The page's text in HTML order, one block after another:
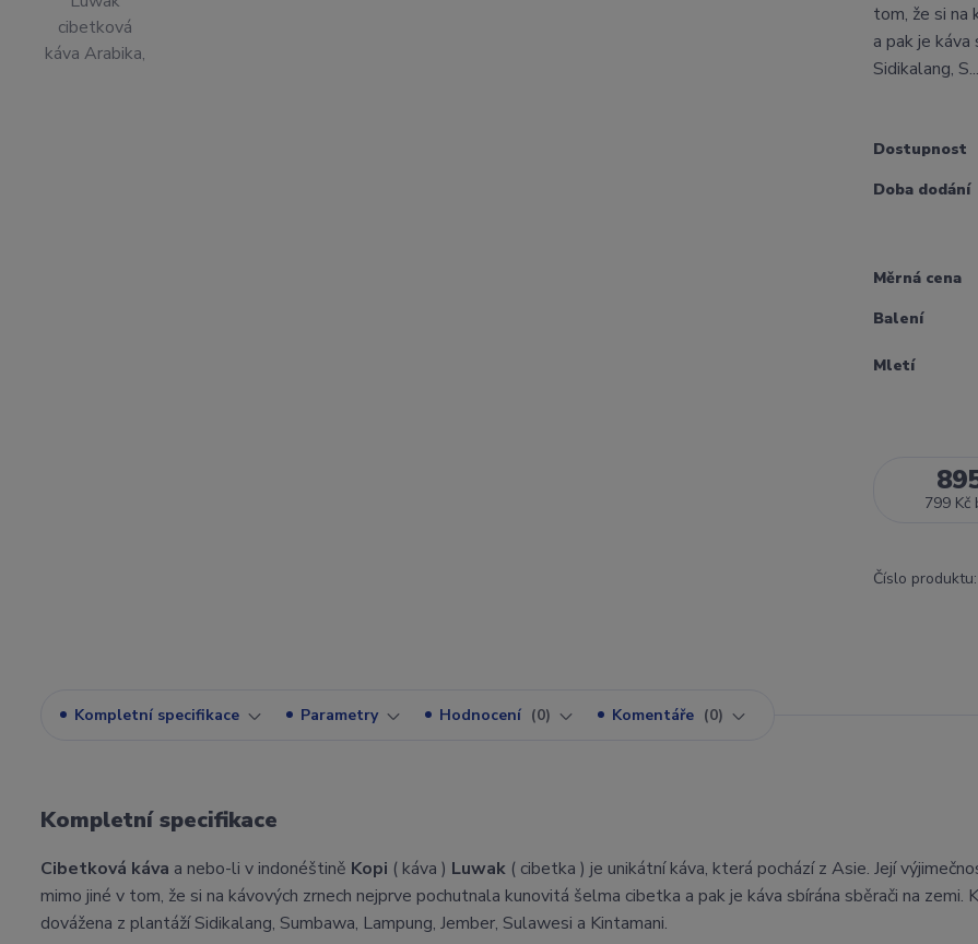
tom, že si na
a pak je káva
Sidikalang, S...
Dostupnost
Doba dodání
Měrná cena
Balení
Mletí
799 Kč
Číslo produktu:
Kompletní specifikace Parametry Hodnocení 0 Komentáře 0
Kompletní specifikace
Cibetková káva a nebo-li v indonéštině Kopi ( káva ) Luwak ( cibetka ) je unikátní káva, která pochází z Asie. Její
mimo jiné v tom, že si na kávových zrnech nejprve pochutnala kunovitá šelma cibetka a pak je káva sbírána sběrači na zemi.
dovážena z plantáží Sidikalang, Sumbawa, Lampung, Jember, Sulawesi a Kintamani.